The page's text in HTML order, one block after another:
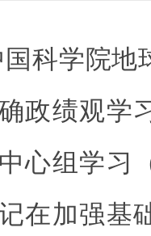
国科学院
政绩观学
心组学习
在加强基